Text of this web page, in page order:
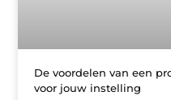
De voordelen van een
voor jouw instelling